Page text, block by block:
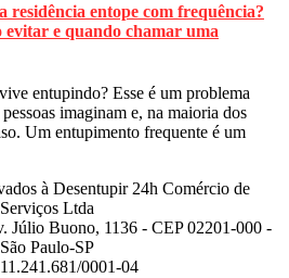
residência entope com frequência?
evitar e quando chamar uma
entupindo? Esse é um problema
imaginam e, na maioria dos
Um entupimento frequente é um
à Desentupir 24h Comércio de
Serviços Ltda
Júlio Buono, 1136 - CEP 02201-000 -
São Paulo-SP
0001-04